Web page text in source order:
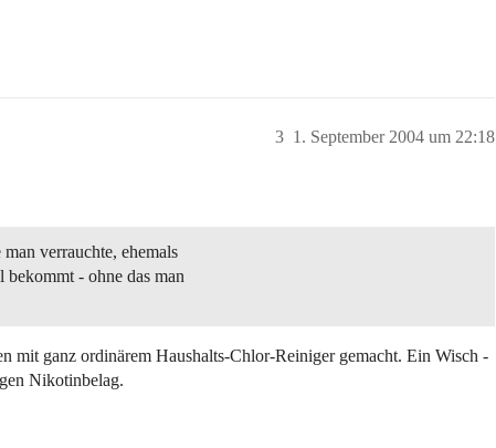
1. September 2004 um 22:18
3
verrauchte, ehemals
- ohne das man
mit ganz ordinärem Haushalts-Chlor-Reiniger gemacht. Ein Wisch -
Nikotinbelag.